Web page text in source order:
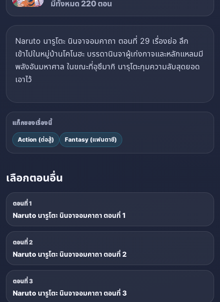
มีทั้งหมด 220 ตอน
Naruto นารูโตะ นินจาจอมคาถา ตอนที่ 29 เรื่องย่อ ลึก
เข้าไปในหมู่บ้านโคโนฮะ บรรดานินจาผู้เก่งกาจและหลักแหลมมี
พลังอันมหาศาล ในขณะที่อุซึมากิ นารุโตะกุมความลับสุดยอด
เอาไว้
แท็กของเรื่องนี้
Action (ต่อสู้) Fantasy (แฟนตาซี)
เลือกตอนอื่น
ตอนที่ 1
Naruto นารูโตะ นินจาจอมคาถา ตอนที่ 1
ตอนที่ 2
Naruto นารูโตะ นินจาจอมคาถา ตอนที่ 2
ตอนที่ 3
Naruto นารูโตะ นินจาจอมคาถา ตอนที่ 3